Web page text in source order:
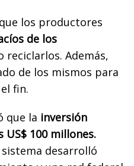
los productores
de los
reciclarlos. Además,
de los mismos para
fin.
que la inversión
US$ 100 millones.
desarrolló